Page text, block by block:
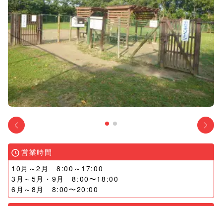
営業時間
10月～2月 8:00～17:00
3月～5月・9月 8:00〜18:00
6月～8月 8:00〜20:00